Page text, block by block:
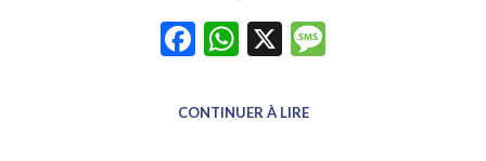
Facebook
WhatsApp
X
CONTINUER À LIRE